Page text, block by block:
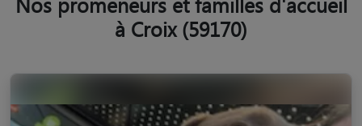
à Croix (59170)